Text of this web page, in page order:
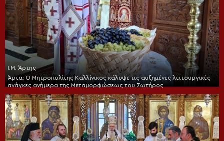
Ι.Μ. Άρτης
Άρτα: Ο Μητροπολίτης Καλλίνικος κάλυψε τις αυξημένες λειτουργικές
ανάγκες ανήμερα της Μεταμορφώσεως του Σωτήρος